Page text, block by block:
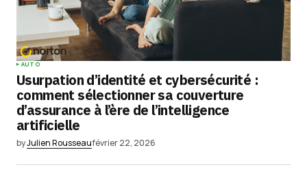
AUTO
Usurpation d’identité et cybersécurité :
comment sélectionner sa couverture
d’assurance à l’ère de l’intelligence
artificielle
byJulien Rousseaufévrier 22, 2026